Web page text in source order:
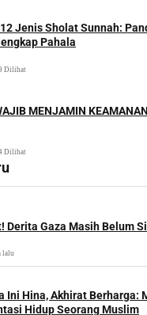
Jenis Sholat Sunnah:
Pahala
Dilihat
MENJAMIN
Dilihat
Derita Gaza Masih Belum
lalu
Ini Hina, Akhirat Berharga:
Hidup Seorang Muslim